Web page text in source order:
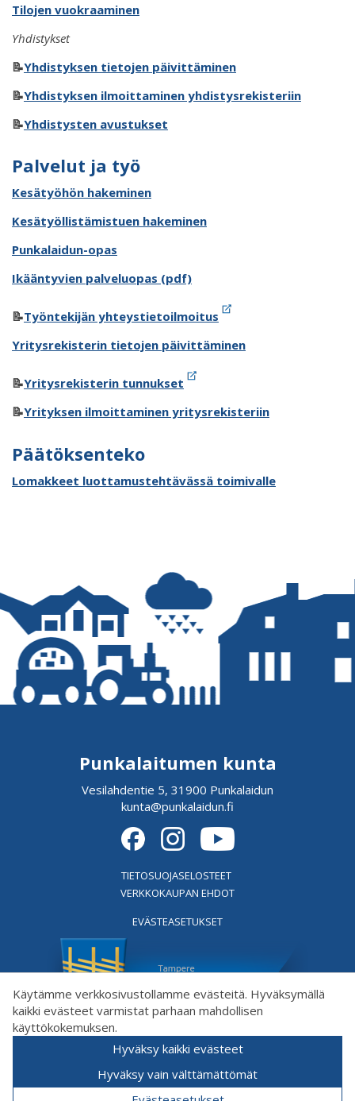
Käytämme verkkosivustollamme evästeitä. Hyväksymällä
kaikki evästeet varmistat parhaan mahdollisen
käyttökokemuksen.
Hyväksy kaikki evästeet
Hyväksy vain välttämättömät
Tilojen vuokraaminen
Yhdistykset
📝Yhdistyksen tietojen päivittäminen
📝Yhdistyksen ilmoittaminen yhdistysrekisteriin
📝Yhdistysten avustukset
Palvelut ja työ
Kesätyöhön hakeminen
Kesätyöllistämistuen hakeminen
Punkalaidun-opas
Ikääntyvien palveluopas (pdf)
📝Työntekijän yhteystietoilmoitus
Yritysrekisterin tietojen päivittäminen
📝Yritysrekisterin tunnukset
📝Yrityksen ilmoittaminen yritysrekisteriin
Päätöksenteko
Lomakkeet luottamustehtävässä toimivalle
Punkalaitumen kunta
Vesilahdentie 5, 31900 Punkalaidun
kunta@punkalaidun.fi
TIETOSUOJASELOSTEET
VERKKOKAUPAN EHDOT
EVÄSTEASETUKSET